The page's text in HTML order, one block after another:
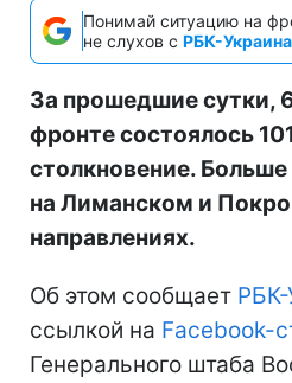
Понимай ситуацию на
не слухов с РБК-
За прошедшие сутки,
фронте состоялось
столкновение. Больше
на Лиманском и
направлениях.
Об этом сообщает РБК-
ссылкой на Facebook-
Генерального штаба